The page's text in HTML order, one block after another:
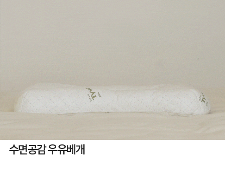
수면공감 우유베개